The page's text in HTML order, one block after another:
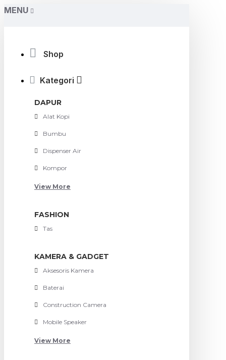
MENU
Shop
Kategori
DAPUR
Alat Kopi
Bumbu
Dispenser Air
Kompor
View More
FASHION
Tas
KAMERA & GADGET
Aksesoris Kamera
Baterai
Construction Camera
Mobile Speaker
View More